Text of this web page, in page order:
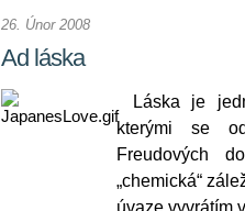
26. Únor 2008
Ad láska
Láska je
kterými se
Freudových
„chemická“
úvaze vyvrátím